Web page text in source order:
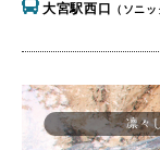
大宮駅西口
（ソニ
凛々